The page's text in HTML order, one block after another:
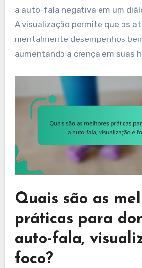
a auto-fala negativa em um
A visualização permite que os
mentalmente desempenhos
aumentando a crença em suas
Quais são as
práticas para
auto-fala,
foco?